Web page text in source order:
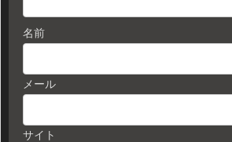
名前
メール
サイト